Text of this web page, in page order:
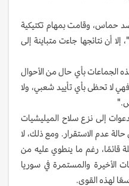
حماس، وقامت بمهام تكتيكية
أن نتائجها جاءت متباينة إلى
الجماعات بأي حال من الأحوال
لا تحظى بأي تأييد شعبي، ولا
إلى نزع سلاح الميليشيات
عدم الاستقرار. ومع ذلك، لا
قائمًا، رغم ما ينطوي عليه من
والمستمرة في سوريا
لهذه القوى.